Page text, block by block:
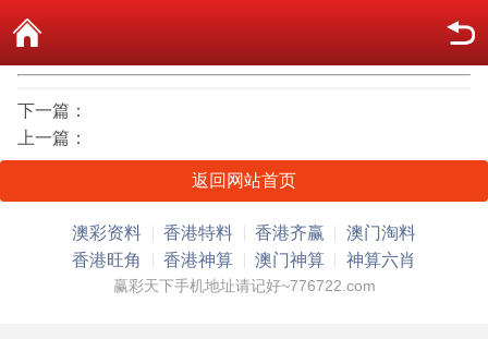
下一篇：
上一篇：
返回网站首页
澳彩资料 香港特料 香港齐赢
澳门淘料
香港旺角
香港神算 澳门神算 神算六肖
赢彩天下手机地址请记好~776722.com